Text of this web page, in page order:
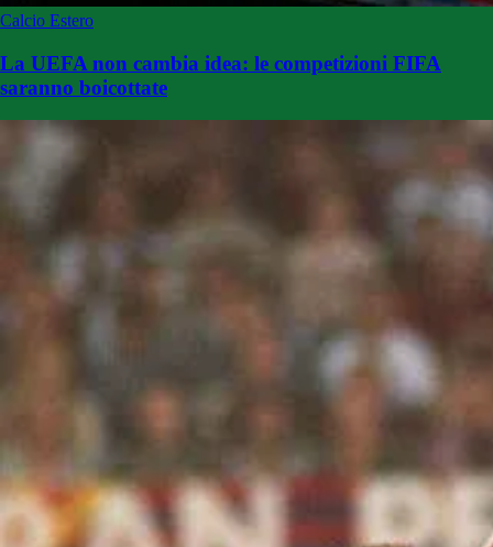
Calcio Estero
La UEFA non cambia idea: le competizioni FIFA
saranno boicottate